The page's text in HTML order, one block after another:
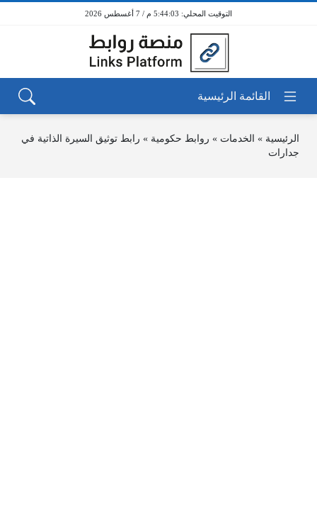
5:44:03 م / 7 أغسطس 2026
الرئيسية » الخدمات » روابط حكومية » رابط توثيق السيرة الذاتية في
جدارات